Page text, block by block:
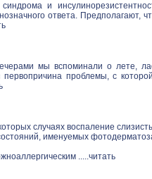
и
ответа.
мы вспоминали о лете,
первопричина проблемы, с
случаях воспаление
именуемых
.....читать